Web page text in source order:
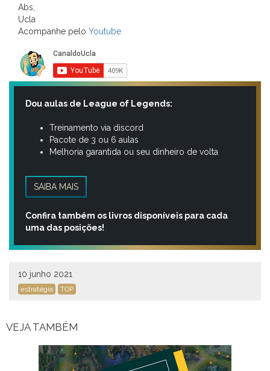
Abs,
Ucla
Acompanhe pelo Youtube
Dou aulas de League of Legends:
Treinamento via discord
Pacote de 3 ou 6 aulas
Melhoria garantida ou seu dinheiro de volta
SAIBA MAIS
Confira também os livros disponíveis para cada
uma das posições!
10 junho 2021
estratégia TOP
VEJA TAMBÉM